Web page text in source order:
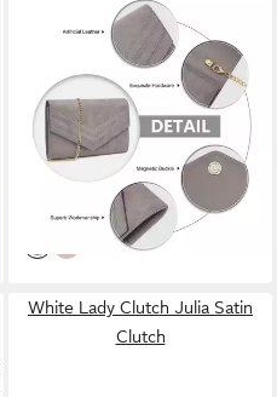
Clutch Damen Elegante
Abendtasche Umschlag
Umhängetasche Crossbody
mit Kette
21,91 € 57,99 €
lieferbar - in 2-3 Werktagen bei dir
White Lady Clutch Julia Satin
Clutch